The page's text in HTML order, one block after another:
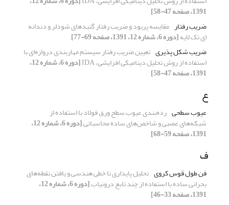
1391، صفحه 47-58]
ضریب رفتار مقایسه پریود و ضریب رفتار گنبدهای شودلر و دندانه
ای تک لایه[دوره 6، شماره 12، 1391، صفحه 69-77]
ضریب شکل پذیری تعیین ضریب رفتار سیستم مهاربندی دروازه‌ای با
استفاده از روش تحلیل دینامیکی افزایشی، IDA [دوره 6، شماره 12،
1391، صفحه 47-58]
ع
عیوب سطحی رده‌بندی عیوب سطح ورق فولاد با استفاده از
شبکه‌های عصبی و شاخص‌های ساده محاسباتی [دوره 6، شماره 12،
1391، صفحه 59-68]
ف
فن طول قوس کروی تحلیل پایداری نا خطی هندسی و یافتن نقطه‌های
بحرانی ساده با استفاده از چند تابع درونیاب [دوره 6، شماره 12،
1391، صفحه 33-46]